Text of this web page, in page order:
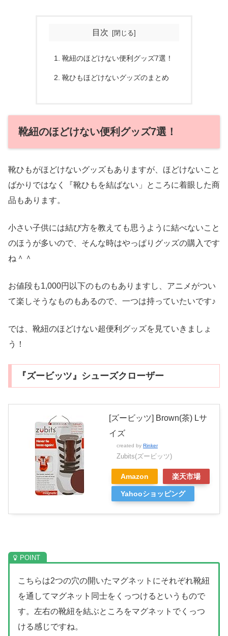
目次
靴紐のほどけない便利グッズ7選！
靴ひもほどけないグッズのまとめ
靴紐のほどけない便利グッズ7選！
靴ひもがほどけないグッズもありますが、ほどけないこと
ばかりではなく『靴ひもを結ばない」ところに着眼した商
品もあります。
小さい子供には結び方を教えても思うように結べないこと
のほうが多いので、そんな時はやっぱりグッズの購入です
ね＾＾
お値段も1,000円以下のものもありますし、アニメがつい
て楽しそうなものもあるので、一つは持っていたいです♪
では、靴紐のほどけない超便利グッズを見ていきましょ
う！
『ズービッツ』シューズクローザー
[ズービッツ] Brown(茶) Lサ
イズ
created by Rinker
Zubits(ズービッツ)
Amazon 楽天市場
Yahooショッピング
こちらは2つの穴の開いたマグネットにそれぞれ靴紐
を通してマグネット同士をくっつけるというもので
す。左右の靴紐を結ぶところをマグネットでくっつ
ける感じですね。